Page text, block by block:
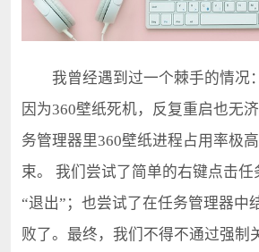
我曾经遇到过一个棘手的情况
因为360壁纸死机，反复重启也无
务管理器里360壁纸进程占用率极
束。 我们尝试了简单的右键点击任
“退出”；也尝试了在任务管理器中
败了。最终，我们不得不通过强制